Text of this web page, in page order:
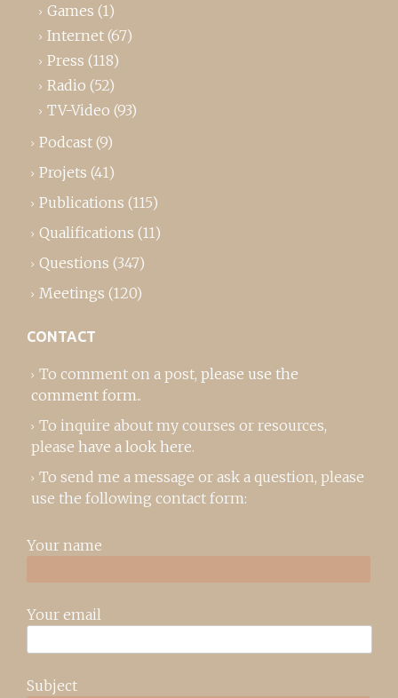
Games (1)
Internet (67)
Press (118)
Radio (52)
TV-Video (93)
Podcast (9)
Projets (41)
Publications (115)
Qualifications (11)
Questions (347)
Meetings (120)
CONTACT
To comment on a post, please use the
comment form..
To inquire about my courses or resources,
please have a look here.
To send me a message or ask a question, please
use the following contact form:
Your name
Your email
Subject